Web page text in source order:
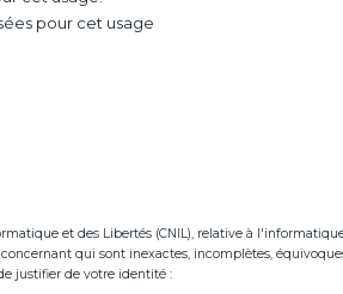
pour cet usage
et des Libertés (CNIL), relative à
qui sont inexactes, incomplètes,
justifier de votre identité :